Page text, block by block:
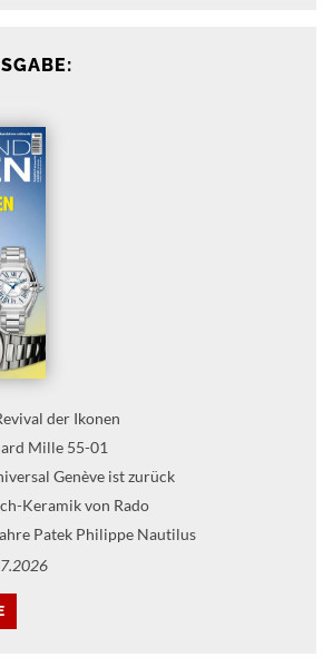
der Ikonen
Mille 55-01
Genève ist zurück
Keramik von Rado
Patek Philippe Nautilus